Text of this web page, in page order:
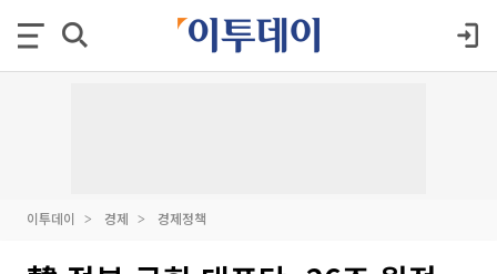
이투데이 경제 경제정책